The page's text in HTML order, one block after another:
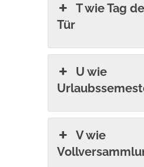
T wie Tag
Tür
U wie
V wie